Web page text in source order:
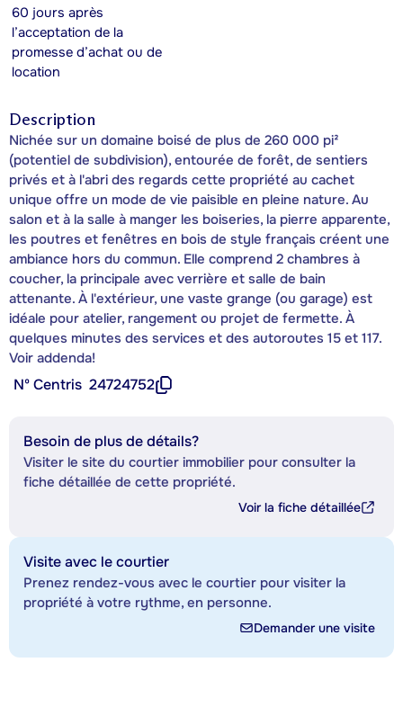
60 jours après
l’acceptation de la
promesse d’achat ou de
location
Description
Nichée sur un domaine boisé de plus de 260 000 pi²
(potentiel de subdivision), entourée de forêt, de sentiers
privés et à l'abri des regards cette propriété au cachet
unique offre un mode de vie paisible en pleine nature. Au
salon et à la salle à manger les boiseries, la pierre apparente,
les poutres et fenêtres en bois de style français créent une
ambiance hors du commun. Elle comprend 2 chambres à
coucher, la principale avec verrière et salle de bain
attenante. À l'extérieur, une vaste grange (ou garage) est
idéale pour atelier, rangement ou projet de fermette. À
quelques minutes des services et des autoroutes 15 et 117.
Voir addenda!
Nº Centris 24724752
Besoin de plus de détails?
Visiter le site du courtier immobilier pour consulter la
fiche détaillée de cette propriété.
Voir la fiche détaillée
Visite avec le courtier
Prenez rendez-vous avec le courtier pour visiter la
propriété à votre rythme, en personne.
Demander une visite